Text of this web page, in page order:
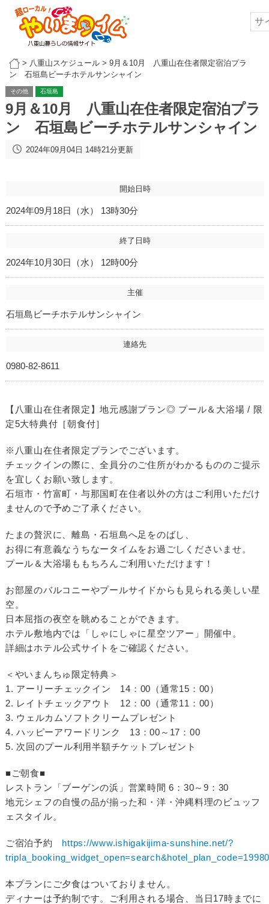
> 八重山スケジュール> 9月＆10月 八重山在住者限定宿泊プラ
ン 石垣島ビーチホテルサンシャイン
その他 石垣島
9月＆10月 八重山在住者限定宿泊プラ
ン 石垣島ビーチホテルサンシャイン
2024年09月04日 14時21分更新
開始日時
2024年09月18日（水） 13時30分
終了日時
2024年10月30日（水） 12時00分
主催
石垣島ビーチホテルサンシャイン
連絡先
0980-82-8611
【八重山在住者限定】地元感謝プラン◎ プール＆大浴場 / 限
定5大特典付［朝食付］
※八重山在住者限定プランでございます。
チェックインの際に、全員分のご住所がわかるもののご提示
を宜しくお願い致します。
石垣市・竹富町・与那国町在住者以外の方はご利用いただけ
ませんので予めご了承ください。
たまの贅沢に、離島・石垣島へ足をのばし、
お得に有意義なうちなータイムをお過ごしくださいませ。
プール＆大浴場ももちろんご利用いただけます！
お部屋のバルコニーやプールサイドからも見られる美しい星
空。
日本屈指の夜空を眺めることができます。
ホテル敷地内では「しゃにしゃに星空ツアー」開催中。
詳細はホテル公式サイトをご確認ください。
＜やいまんちゅ限定特典＞
1. アーリーチェックイン 14：00（通常15：00）
2. レイトチェックアウト 12：00（通常11：00）
3. ウェルカムソフトクリームプレゼント
4. ハッピーアワードリンク 13：00～17：00
5. 次回のプール利用半額チケットプレゼント
■ご朝食■
レストラン「ブーゲンの浜」営業時間 6：30～9：30
地元シェフの自慢の品が揃った和・洋・沖縄料理のビュッフ
ェスタイル。
ご宿泊予約 https://www.ishigakijima-sunshine.net/?
本プランにご夕食はついておりません。
ディナーは予約制です。ご利用される場合、当日17時までに